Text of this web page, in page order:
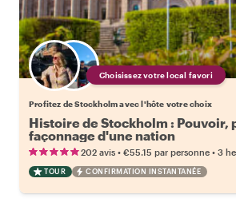
Choisissez votre local favori
Profitez de Stockholm avec l'hôte votre choix
Histoire de Stockholm : Pouvoir,
façonnage d'une nation
202 avis • €55.15 par personne • 3
TOUR CONFIRMATION INSTANTANÉE